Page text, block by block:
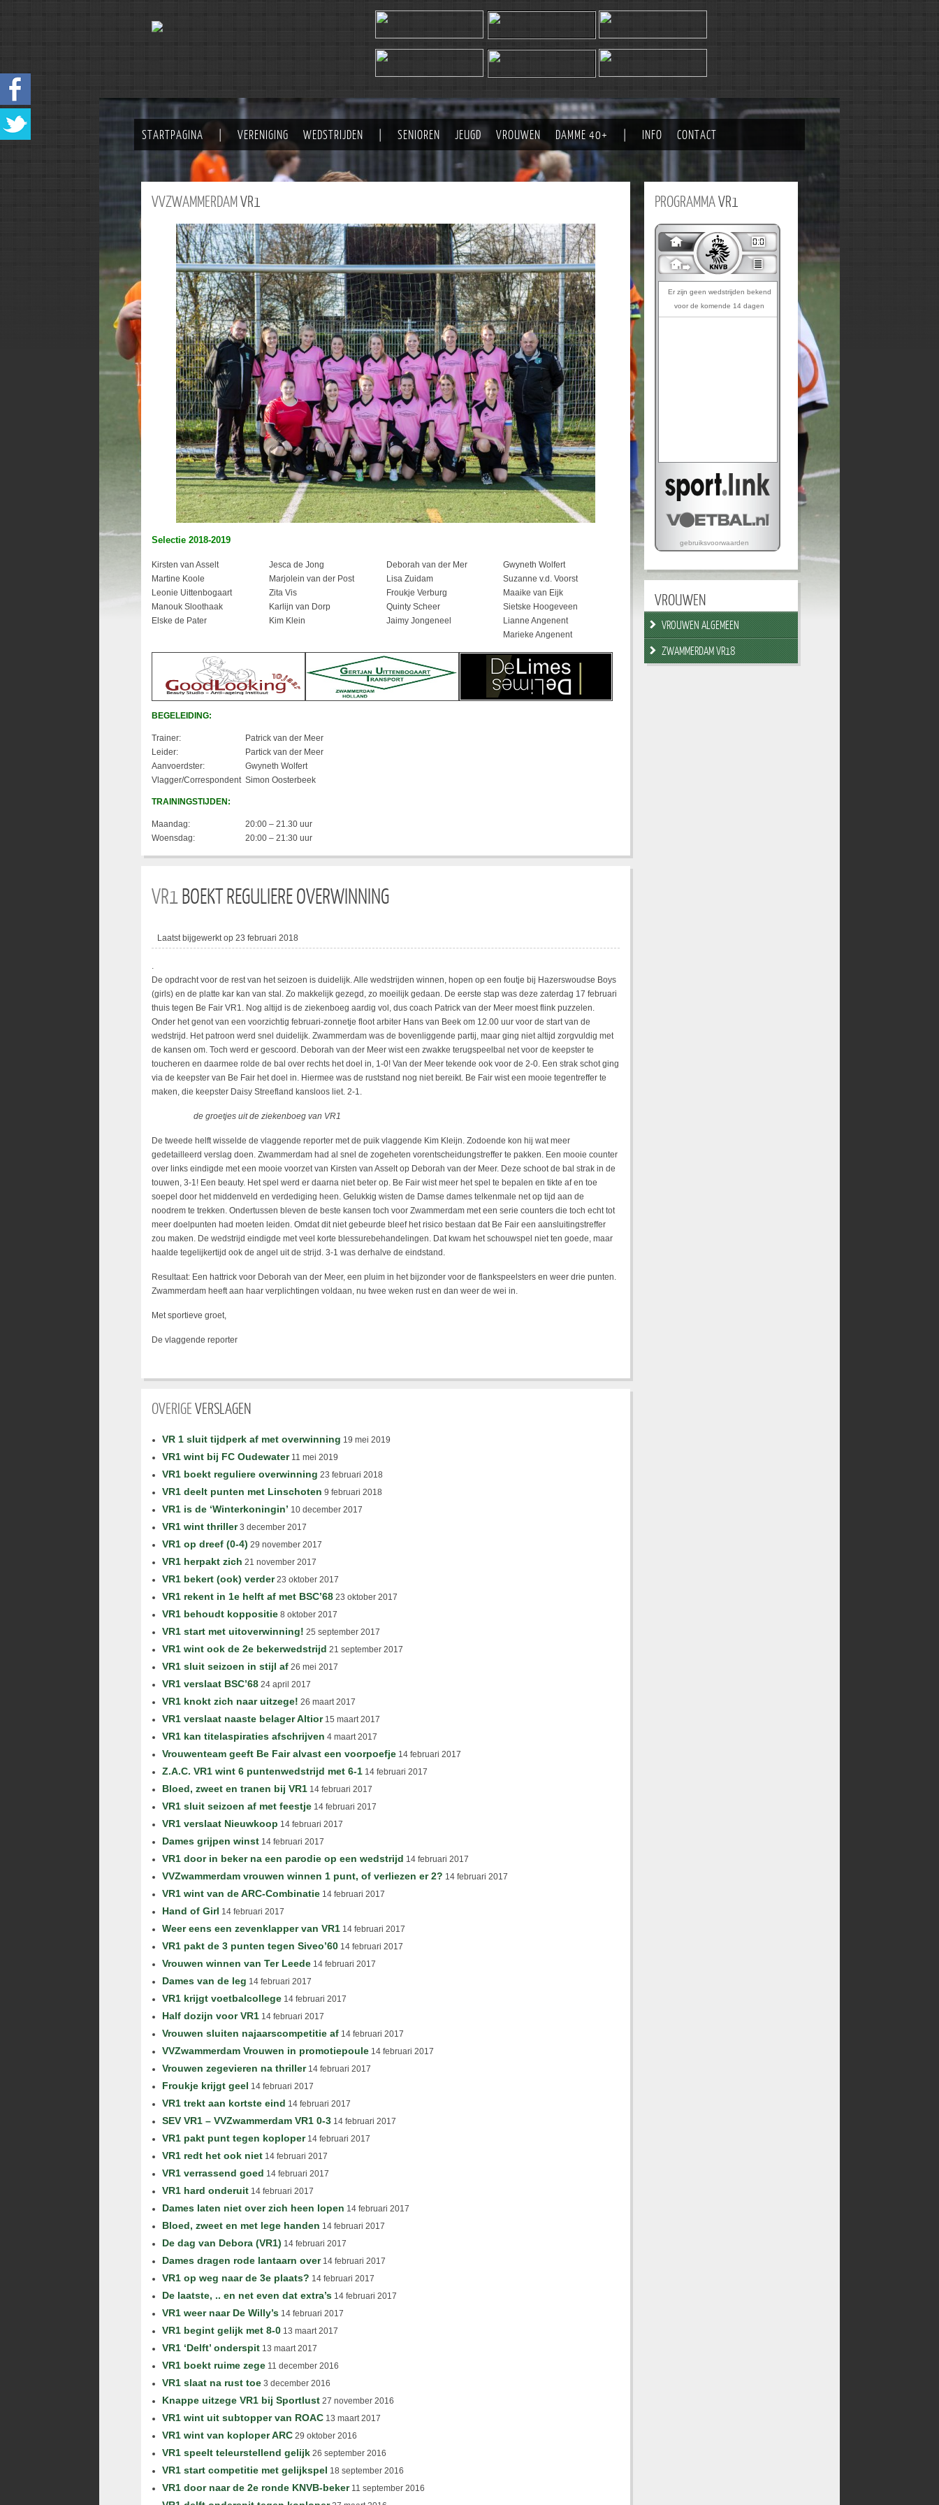
STARTPAGINA VERENIGING WEDSTRIJDEN SENIOREN JEUGD VROUWEN DAMME 40+ INFO CONTACT
VVZWAMMERDAMVR1
Selectie 2018-2019
Kirsten van Asselt Jesca de Jong Deborah van der Mer
Gwyneth Wolfert
Martine Koole
Marjolein van der Post Lisa Zuidam
Suzanne v.d. Voorst
Leonie Uittenbogaart
Zita Vis Froukje Verburg
Maaike van Eijk
Manouk Sloothaak
Karlijn van Dorp Quinty Scheer
Sietske Hoogeveen
Elske de Pater
Kim Klein Jaimy Jongeneel
Lianne Angenent
Marieke Angenent
BEGELEIDING:
Trainer:
Patrick van der Meer
Leider:
Partick van der Meer
Aanvoerdster:
Gwyneth Wolfert
Vlagger/Correspondent Simon Oosterbeek
TRAININGSTIJDEN:
Maandag:
20:00 – 21.30 uur
Woensdag:
20:00 – 21:30 uur
VR1 BOEKT REGULIERE OVERWINNING
Laatst bijgewerkt op 23 februari 2018
.
De opdracht voor de rest van het seizoen is duidelijk. Alle wedstrijden winnen, hopen op een foutje bij Hazerswoudse Boys
(girls) en de platte kar kan van stal. Zo makkelijk gezegd, zo moeilijk gedaan. De eerste stap was deze zaterdag 17 februari
thuis tegen Be Fair VR1. Nog altijd is de ziekenboeg aardig vol, dus coach Patrick van der Meer moest flink puzzelen.
Onder het genot van een voorzichtig februari-zonnetje floot arbiter Hans van Beek om 12.00 uur voor de start van de
wedstrijd. Het patroon werd snel duidelijk. Zwammerdam was de bovenliggende partij, maar ging niet altijd zorgvuldig met
de kansen om. Toch werd er gescoord. Deborah van der Meer wist een zwakke terugspeelbal net voor de keepster te
toucheren en daarmee rolde de bal over rechts het doel in, 1-0! Van der Meer tekende ook voor de 2-0. Een strak schot ging
via de keepster van Be Fair het doel in. Hiermee was de ruststand nog niet bereikt. Be Fair wist een mooie tegentreffer te
maken, die keepster Daisy Streefland kansloos liet. 2-1.
de groetjes uit de ziekenboeg van VR1
De tweede helft wisselde de vlaggende reporter met de puik vlaggende Kim Kleijn. Zodoende kon hij wat meer
gedetailleerd verslag doen. Zwammerdam had al snel de zogeheten vorentscheidungstreffer te pakken. Een mooie counter
over links eindigde met een mooie voorzet van Kirsten van Asselt op Deborah van der Meer. Deze schoot de bal strak in de
touwen, 3-1! Een beauty. Het spel werd er daarna niet beter op. Be Fair wist meer het spel te bepalen en tikte af en toe
soepel door het middenveld en verdediging heen. Gelukkig wisten de Damse dames telkenmale net op tijd aan de
noodrem te trekken. Ondertussen bleven de beste kansen toch voor Zwammerdam met een serie counters die toch echt tot
meer doelpunten had moeten leiden. Omdat dit niet gebeurde bleef het risico bestaan dat Be Fair een aansluitingstreffer
zou maken. De wedstrijd eindigde met veel korte blessurebehandelingen. Dat kwam het schouwspel niet ten goede, maar
haalde tegelijkertijd ook de angel uit de strijd. 3-1 was derhalve de eindstand.
Resultaat: Een hattrick voor Deborah van der Meer, een pluim in het bijzonder voor de flankspeelsters en weer drie punten.
Zwammerdam heeft aan haar verplichtingen voldaan, nu twee weken rust en dan weer de wei in.
Met sportieve groet,
De vlaggende reporter
OVERIGEVERSLAGEN
VR 1 sluit tijdperk af met overwinning 19 mei 2019
VR1 wint bij FC Oudewater11 mei 2019
VR1 boekt reguliere overwinning 23 februari 2018
VR1 deelt punten met Linschoten 9 februari 2018
VR1 is de ‘Winterkoningin’ 10 december 2017
VR1 wint thriller3 december 2017
VR1 op dreef (0-4) 29 november 2017
VR1 herpakt zich 21 november 2017
VR1 bekert (ook) verder23 oktober 2017
VR1 rekent in 1e helft af met BSC’68 23 oktober 2017
VR1 behoudt koppositie 8 oktober 2017
VR1 start met uitoverwinning! 25 september 2017
VR1 wint ook de 2e bekerwedstrijd 21 september 2017
VR1 sluit seizoen in stijl af 26 mei 2017
VR1 verslaat BSC’68 24 april 2017
VR1 knokt zich naar uitzege! 26 maart 2017
VR1 verslaat naaste belager Altior15 maart 2017
VR1 kan titelaspiraties afschrijven 4 maart 2017
Vrouwenteam geeft Be Fair alvast een voorpoefje 14 februari 2017
Z.A.C. VR1 wint 6 puntenwedstrijd met 6-1 14 februari 2017
Bloed, zweet en tranen bij VR1 14 februari 2017
VR1 sluit seizoen af met feestje 14 februari 2017
VR1 verslaat Nieuwkoop 14 februari 2017
Dames grijpen winst 14 februari 2017
VR1 door in beker na een parodie op een wedstrijd 14 februari 2017
VVZwammerdam vrouwen winnen 1 punt, of verliezen er 2? 14 februari 2017
VR1 wint van de ARC-Combinatie 14 februari 2017
Hand of Girl 14 februari 2017
Weer eens een zevenklapper van VR1 14 februari 2017
VR1 pakt de 3 punten tegen Siveo’60 14 februari 2017
Vrouwen winnen van Ter Leede 14 februari 2017
Dames van de leg 14 februari 2017
VR1 krijgt voetbalcollege 14 februari 2017
Half dozijn voor VR1 14 februari 2017
Vrouwen sluiten najaarscompetitie af 14 februari 2017
VVZwammerdam Vrouwen in promotiepoule 14 februari 2017
Vrouwen zegevieren na thriller14 februari 2017
Froukje krijgt geel 14 februari 2017
VR1 trekt aan kortste eind 14 februari 2017
SEV VR1 – VVZwammerdam VR1 0-3 14 februari 2017
VR1 pakt punt tegen koploper14 februari 2017
VR1 redt het ook niet 14 februari 2017
VR1 verrassend goed 14 februari 2017
VR1 hard onderuit 14 februari 2017
Dames laten niet over zich heen lopen 14 februari 2017
Bloed, zweet en met lege handen 14 februari 2017
De dag van Debora (VR1) 14 februari 2017
Dames dragen rode lantaarn over14 februari 2017
VR1 op weg naar de 3e plaats? 14 februari 2017
De laatste, .. en net even dat extra’s 14 februari 2017
VR1 weer naar De Willy’s 14 februari 2017
VR1 begint gelijk met 8-0 13 maart 2017
VR1 ‘Delft’ onderspit 13 maart 2017
VR1 boekt ruime zege 11 december 2016
VR1 slaat na rust toe 3 december 2016
Knappe uitzege VR1 bij Sportlust 27 november 2016
VR1 wint uit subtopper van ROAC 13 maart 2017
VR1 wint van koploper ARC 29 oktober 2016
VR1 speelt teleurstellend gelijk 26 september 2016
VR1 start competitie met gelijkspel 18 september 2016
VR1 door naar de 2e ronde KNVB-beker11 september 2016
PROGRAMMAVR1
VROUWEN
VROUWEN ALGEMEEN
ZWAMMERDAM VR18